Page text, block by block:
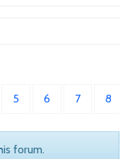
5 6 7 8
forum.